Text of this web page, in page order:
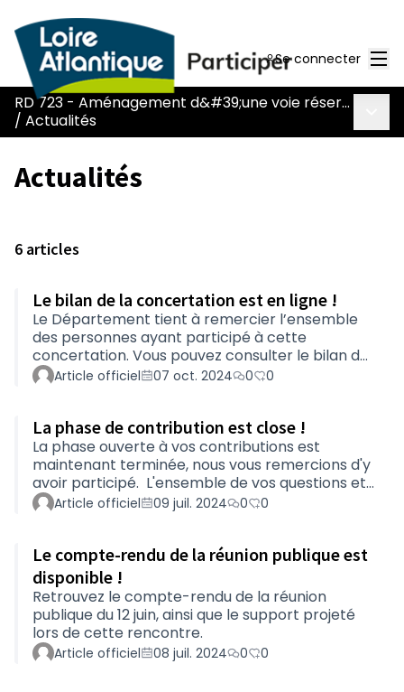
Se connecter
RD 723 - Aménagement d&#39;une voie réservée au covoiturage et aux transports en commun
/ Actualités
Actualités
6 articles
Le bilan de la concertation est en ligne !
Le Département tient à remercier l’ensemble
des personnes ayant participé à cette
concertation. Vous pouvez consulter le bilan de
la concertation qui retrace la démarche de
dernières figurent également dans l’arrêté
portant bilan de la concertation préalable pour
le projet d’aménagement d’une voie réservée
sur la RD 723.
Article officiel 07 oct. 2024 0 0
La phase de contribution est close !
La phase ouverte à vos contributions est
maintenant terminée, nous vous remercions d'y
avoir participé. L'ensemble de vos questions et
contributions est en cours d'analyse. Le
concertation ainsi que les décisions prises. Pour
ne rien manquer des suites données à ce projet,
cliquer sur le bouton Suivre en page de
Présentation pour être alerté des nouvelles
publications sur cette plateforme.
Article officiel 09 juil. 2024 0 0
Le compte-rendu de la réunion publique est
disponible !
Retrouvez le compte-rendu de la réunion
publique du 12 juin, ainsi que le support projeté
lors de cette rencontre.
Article officiel 08 juil. 2024 0 0